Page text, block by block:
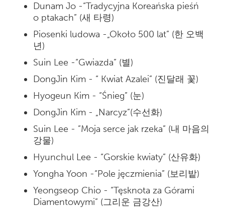
Dunam Jo -“Tradycyjna Koreańska pieśń
o ptakach” (새 타령)
Piosenki ludowa -„Około 500 lat” (한 오백
년)
Suin Lee -“Gwiazda” (별)
DongJin Kim - “ Kwiat Azalei” (진달래 꽃)
Hyogeun Kim - “Śnieg” (눈)
DongJin Kim - „Narcyz”(수선화)
Suin Lee - ”Moja serce jak rzeka” (내 마음의
강물)
Hyunchul Lee - “Gorskie kwiaty” (산유화)
Yongha Yoon -“Pole jęczmienia” (보리밭)
Yeongseop Chio - “Tęsknota za Górami
Diamentowymi” (그리운 금강산)